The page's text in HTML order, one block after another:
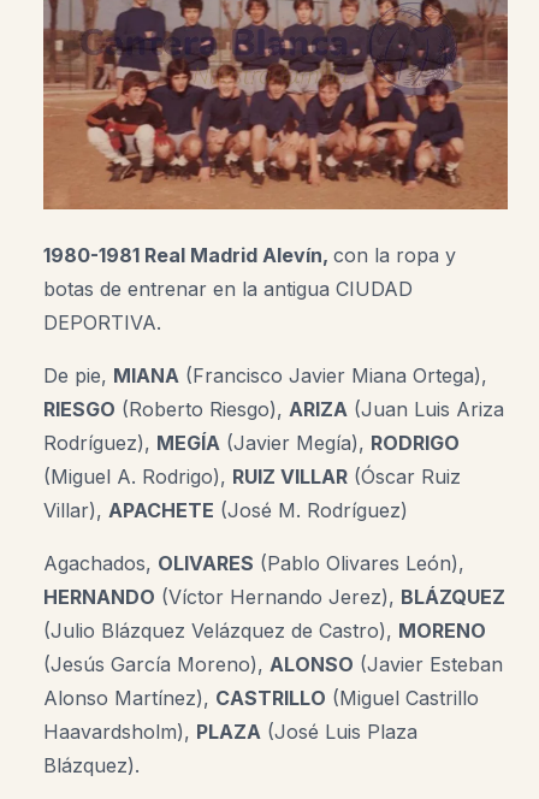
1980-1981 Real Madrid Alevín, con la ropa y
botas de entrenar en la antigua CIUDAD
DEPORTIVA.
De pie, MIANA (Francisco Javier Miana Ortega),
RIESGO (Roberto Riesgo), ARIZA (Juan Luis Ariza
Rodríguez), MEGÍA (Javier Megía), RODRIGO
(Miguel A. Rodrigo), RUIZ VILLAR (Óscar Ruiz
Villar), APACHETE (José M. Rodríguez)
Agachados, OLIVARES (Pablo Olivares León),
HERNANDO (Víctor Hernando Jerez), BLÁZQUEZ
(Julio Blázquez Velázquez de Castro), MORENO
(Jesús García Moreno), ALONSO (Javier Esteban
Alonso Martínez), CASTRILLO (Miguel Castrillo
Haavardsholm), PLAZA (José Luis Plaza
Blázquez).